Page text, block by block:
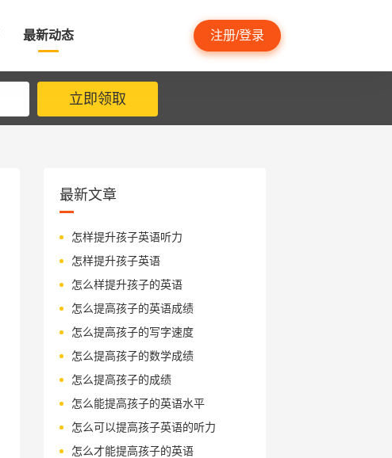
最新动态 注册/登录
立即领取
最新文章
怎样提升孩子英语听力
怎样提升孩子英语
怎么样提升孩子的英语
怎么提高孩子的英语成绩
怎么提高孩子的写字速度
怎么提高孩子的数学成绩
怎么提高孩子的成绩
怎么能提高孩子的英语水平
怎么可以提高孩子英语的听力
怎么才能提高孩子的英语